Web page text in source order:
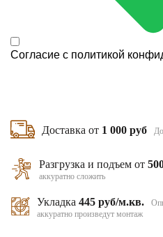
Согласие с политикой
Доставка от 1 000 руб
Разгрузка и подъем от
аккуратно сложить
Укладка 445 руб/м.кв.
аккуратно произведут монтаж